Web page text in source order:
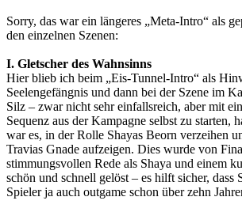
Sorry, das war ein längeres „Meta-Intro“ als
den einzelnen Szenen:
I. Gletscher des Wahnsinns
Hier blieb ich beim „Eis-Tunnel-Intro“ als
Seelengefängnis und dann bei der Szene im
Silz – zwar nicht sehr einfallsreich, aber mit
Sequenz aus der Kampagne selbst zu starten,
war es, in der Rolle Shayas Beorn verzeihen
Travias Gnade aufzeigen. Dies wurde von
stimmungsvollen Rede als Shaya und einem
schön und schnell gelöst – es hilft sicher, dass
Spieler ja auch outgame schon über zehn